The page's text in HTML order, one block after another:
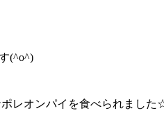
(^o^)
レオンパイを食べられました